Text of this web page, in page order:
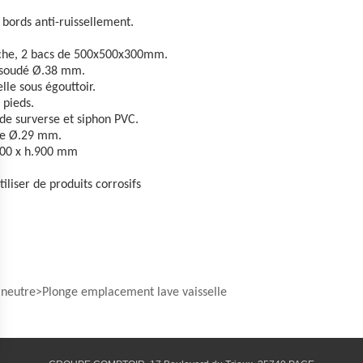
anti-ruissellement.
2 bacs de 500x500x300mm.
Ø.38 mm.
sous égouttoir.
surverse et siphon PVC.
Ø.29 mm.
x h.900 mm
de produits corrosifs
Plonge emplacement lave vaisselle